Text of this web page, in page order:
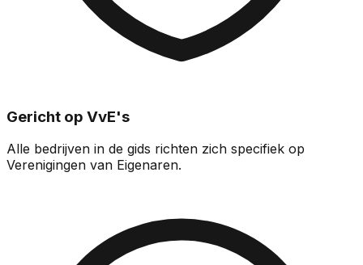
Gericht op VvE's
Alle bedrijven in de gids richten zich specifiek op
Verenigingen van Eigenaren.